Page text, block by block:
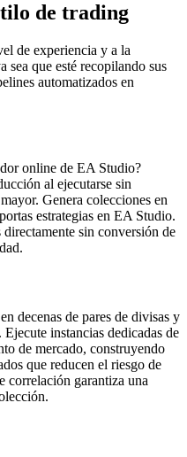
de trading
de experiencia y a la
que esté recopilando sus
automatizados en
online de EA Studio?
al ejecutarse sin
Genera colecciones en
estrategias en EA Studio.
sin conversión de
decenas de pares de divisas y
instancias dedicadas de
de mercado, construyendo
que reducen el riesgo de
correlación garantiza una